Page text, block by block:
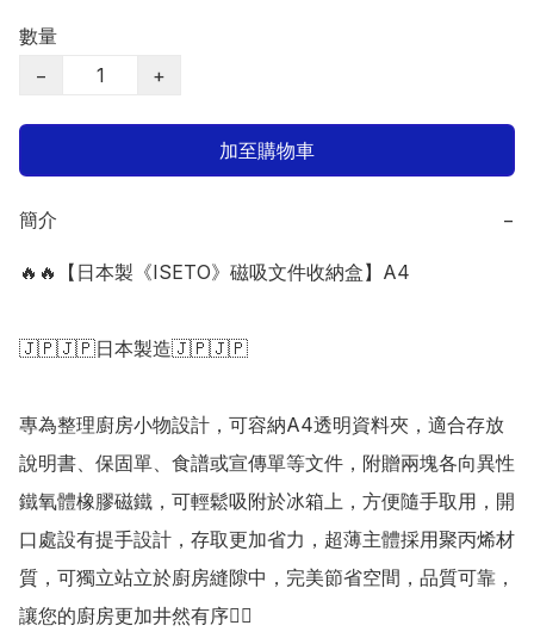
數量
−
+
加至購物車
簡介 −
🔥🔥【日本製《ISETO》磁吸文件收納盒】A4
🇯🇵🇯🇵日本製造🇯🇵🇯🇵
專為整理廚房小物設計，可容納A4透明資料夾，適合存放
說明書、保固單、食譜或宣傳單等文件，附贈兩塊各向異性
鐵氧體橡膠磁鐵，可輕鬆吸附於冰箱上，方便隨手取用，開
口處設有提手設計，存取更加省力，超薄主體採用聚丙烯材
質，可獨立站立於廚房縫隙中，完美節省空間，品質可靠，
讓您的廚房更加井然有序👍🏻